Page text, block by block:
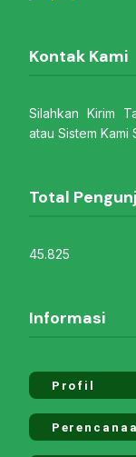
Kontak Kami
Silahkan Kirim
atau Sistem Kami
Total
45.825
Informasi
Profil